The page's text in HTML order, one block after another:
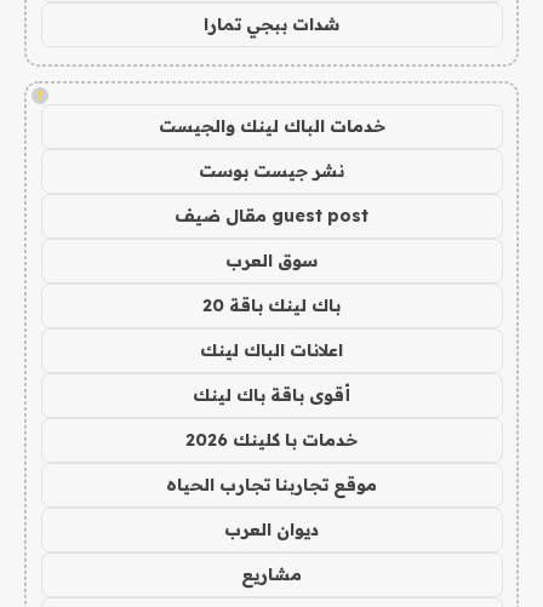
شدات ببجي تمارا
!
خدمات الباك لينك والجيست
نشر جيست بوست
guest post مقال ضيف
سوق العرب
باك لينك باقة 20
اعلانات الباك لينك
أقوى باقة باك لينك
خدمات با كلينك 2026
موقع تجاربنا تجارب الحياه
ديوان العرب
مشاريع